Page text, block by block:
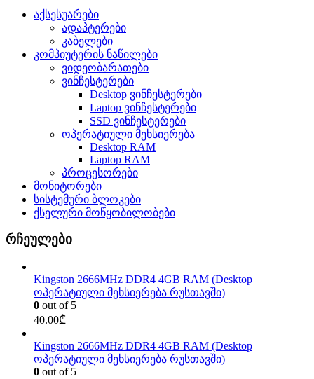
აქსესუარები
ადაპტერები
კაბელები
კომპიუტერის ნაწილები
ვიდეობარათები
ვინჩესტერები
Desktop ვინჩესტერები
Laptop ვინჩესტერები
SSD ვინჩესტერები
ოპერატიული მეხსიერება
Desktop RAM
Laptop RAM
პროცესორები
მონიტორები
სისტემური ბლოკები
ქსელური მოწყობილობები
რჩეულები
Kingston 2666MHz DDR4 4GB RAM (Desktop
ოპერატიული მეხსიერება რუსთავში)
0 out of 5
40.00₾
Kingston 2666MHz DDR4 4GB RAM (Desktop
ოპერატიული მეხსიერება რუსთავში)
0 out of 5